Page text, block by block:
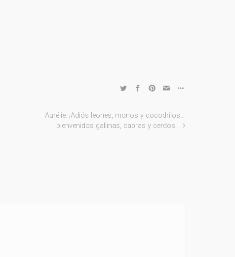
Aurélie: ¡Adiós leones, monos y cocodrilos…
bienvenidos gallinas, cabras y cerdos!